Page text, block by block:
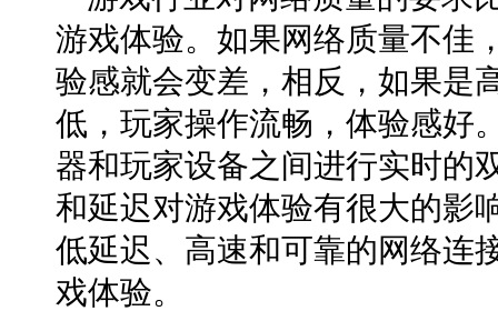
游戏体验。如果网络质量不佳
验感就会变差，相反，如果是
低，玩家操作流畅，体验感好
器和玩家设备之间进行实时的
和延迟对游戏体验有很大的影
低延迟、高速和可靠的网络连
戏体验。